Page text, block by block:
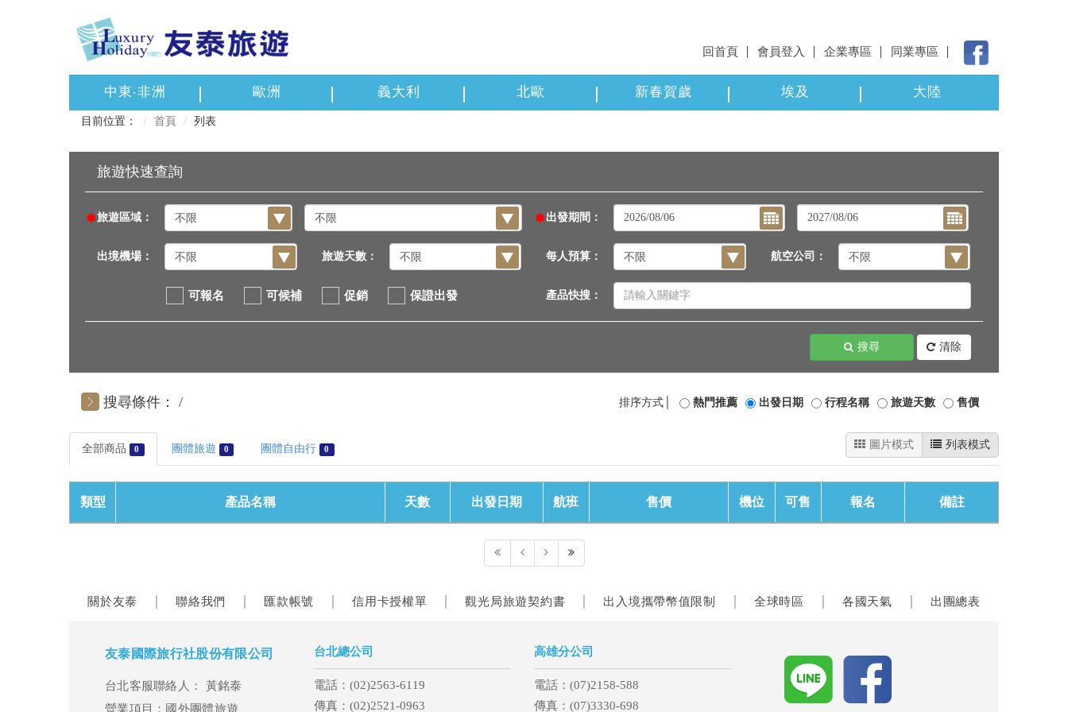
回首頁 會員登入 企業專區 同業專區
中東‧非洲 歐洲 義大利 北歐 新春賀歲 埃及 大陸
目前位置： 首頁 列表
旅遊區域： 出發期間：
出境機場： 旅遊天數： 每人預算： 航空公司：
可報名 可候補 促銷 保證出發 產品快搜：
搜尋 清除
搜尋條件： 排序方式│ 熱門推薦 出發日期 行程名稱 旅遊天數 售價
全部商品 0 團體旅遊 0 團體自由行 0 圖片模式 列表模式
類型 產品名稱 天數 出發日期 航班 售價 機位 可售 報名 備註
關於友泰 聯絡我們 匯款帳號 信用卡授權單 觀光局旅遊契約書 出入境攜帶幣值限制 全球時區 各國天氣 出團總表
友泰國際旅行社股份有限公司
台北客服聯絡人： 黃銘泰
營業項目：國外團體旅遊
台北總公司
電話：(02)2563-6119
傳真：(02)2521-0963
高雄分公司
電話：(07)2158-588
傳真：(07)3330-698